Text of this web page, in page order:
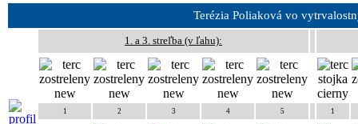
Terézia Poliaková vo
1. a 3. streľba (v ľahu):
1 2 3 4 5 1